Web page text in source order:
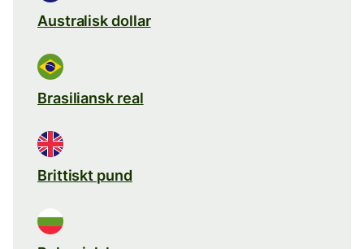
Australisk dollar
Brasiliansk real
Brittiskt pund